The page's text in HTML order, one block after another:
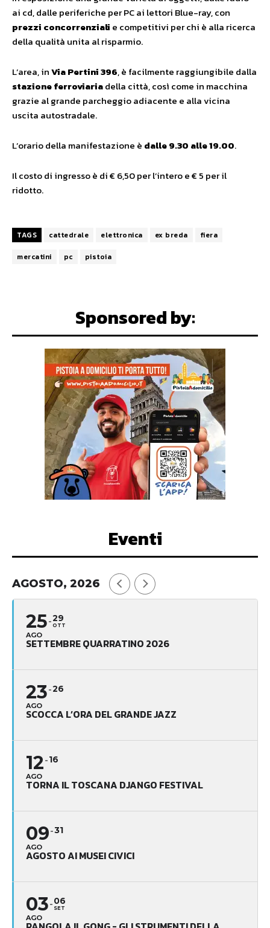
ai cd, dalle periferiche per PC ai lettori Blue-ray, con
prezzi concorrenziali e competitivi per chi è alla ricerca
della qualità unita al risparmio.
L’area, inVia Pertini 396, è facilmente raggiungibile dalla
stazione ferroviariadella città, così come in macchina
grazie al grande parcheggio adiacente e alla vicina
uscita autostradale.
L’orario della manifestazione è dalle 9.30 alle 19.00.
Il costo di ingresso è di € 6,50 per l’intero e € 5 per il
ridotto.
TAGS cattedrale elettronica ex breda
fiera
mercatini
pc pistoia
Sponsored by:
Eventi
AGOSTO, 2026
25
AGO
29
OTT
SETTEMBRE QUARRATINO 2026
23
AGO
26
SCOCCA L’ORA DEL GRANDE JAZZ
12
AGO
16
TORNA IL TOSCANA DJANGO FESTIVAL
09
AGO
31
AGOSTO AI MUSEI CIVICI
03
AGO
06
SET